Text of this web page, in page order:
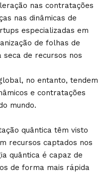
nas contratações
nas dinâmicas de
especializadas em
de folhas de
de recursos nos
no entanto, tendem
e contratações
mundo.
quântica têm visto
recursos captados nos
quântica é capaz de
de forma mais rápida